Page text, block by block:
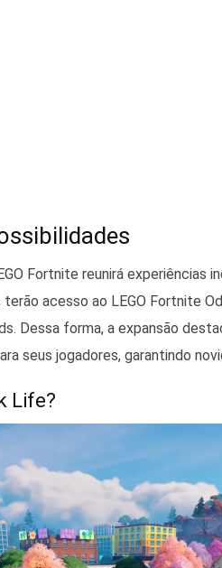
Fortnite reunirá experiências
acesso ao LEGO Fortnite
Dessa forma, a expansão
seus jogadores, garantindo
Life?